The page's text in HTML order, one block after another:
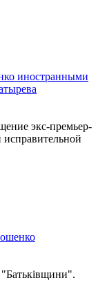
иностранными
экс-премьер-